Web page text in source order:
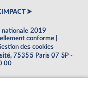
nationale 2019
conforme
des cookies
75355 Paris 07 SP -
00